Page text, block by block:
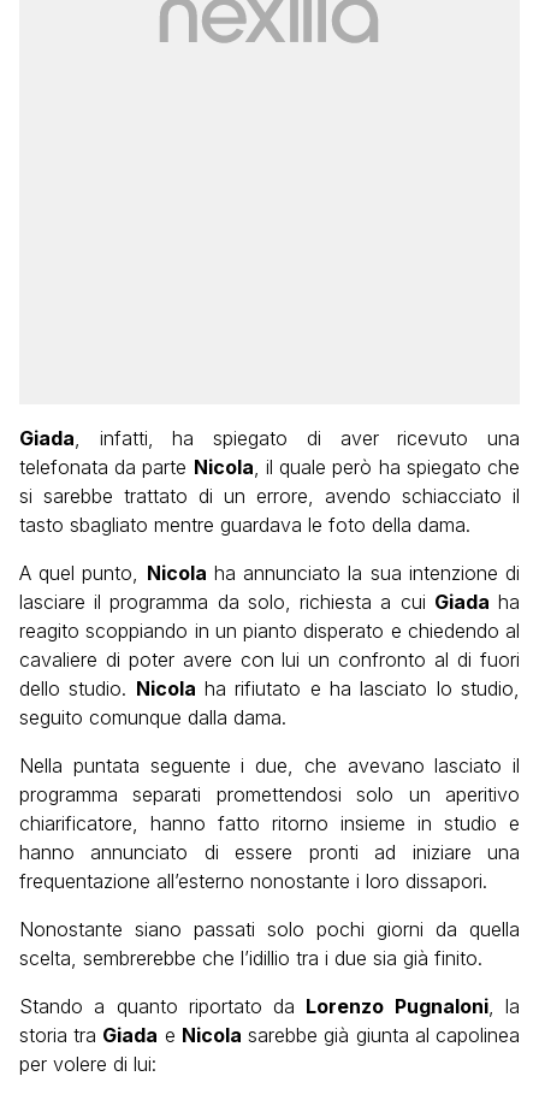
Giada , infatti, ha spiegato di aver ricevuto una
telefonata da parte Nicola , il quale però ha spiegato che
si sarebbe trattato di un errore, avendo schiacciato il
tasto sbagliato mentre guardava le foto della dama.
A quel punto, Nicola ha annunciato la sua intenzione di
lasciare il programma da solo, richiesta a cui Giada ha
reagito scoppiando in un pianto disperato e chiedendo al
cavaliere di poter avere con lui un confronto al di fuori
dello studio. Nicola ha rifiutato e ha lasciato lo studio,
seguito comunque dalla dama.
Nella puntata seguente i due, che avevano lasciato il
programma separati promettendosi solo un aperitivo
chiarificatore, hanno fatto ritorno insieme in studio e
hanno annunciato di essere pronti ad iniziare una
frequentazione all’esterno nonostante i loro dissapori.
Nonostante siano passati solo pochi giorni da quella
scelta, sembrerebbe che l’idillio tra i due sia già finito.
Stando a quanto riportato da Lorenzo Pugnaloni, la
storia tra Giada e Nicola sarebbe già giunta al capolinea
per volere di lui: